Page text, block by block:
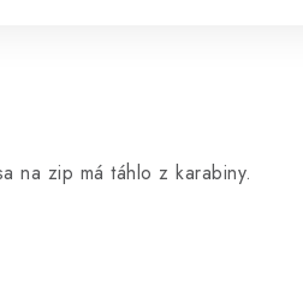
na zip má táhlo z karabiny.